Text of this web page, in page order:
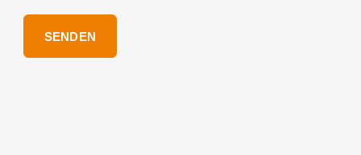
SENDEN